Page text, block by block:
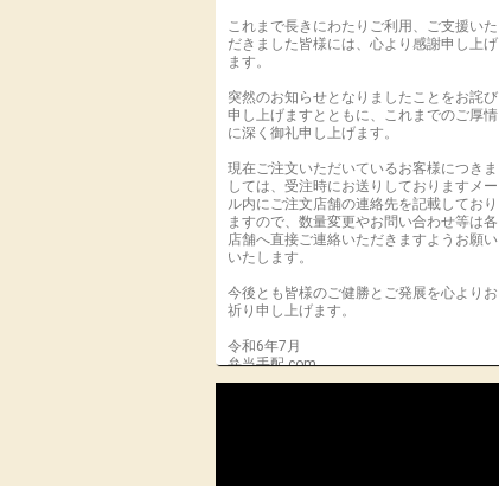
これまで長きにわたりご利用、ご支援いた
だきました皆様には、心より感謝申し上げ
ます。
突然のお知らせとなりましたことをお詫び
申し上げますとともに、これまでのご厚情
に深く御礼申し上げます。
現在ご注文いただいているお客様につきま
しては、受注時にお送りしておりますメー
ル内にご注文店舗の連絡先を記載しており
ますので、数量変更やお問い合わせ等は各
店舗へ直接ご連絡いただきますようお願い
いたします。
今後とも皆様のご健勝とご発展を心よりお
祈り申し上げます。
令和6年7月
弁当手配.com